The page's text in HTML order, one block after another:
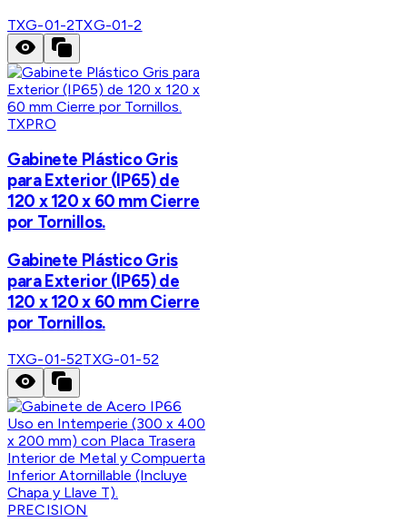
TXG-01-2TXG-01-2
TXPRO
Gabinete Plástico Gris
para Exterior (IP65) de
120 x 120 x 60 mm Cierre
por Tornillos.
Gabinete Plástico Gris
para Exterior (IP65) de
120 x 120 x 60 mm Cierre
por Tornillos.
TXG-01-52TXG-01-52
PRECISION